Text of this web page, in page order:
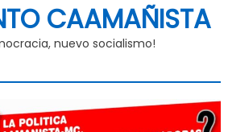
CAAMAÑISTA
nuevo socialismo!